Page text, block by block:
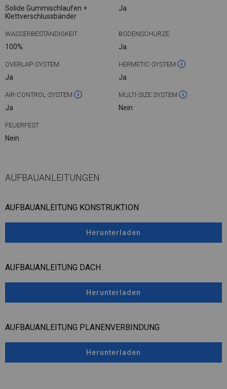
Solide Gummischlaufen +
Klettverschlussbänder
Ja
WASSERBESTÄNDIGKEIT
100%
BODENSCHÜRZE
Ja
OVERLAP-SYSTEM
Ja
HERMETIC-SYSTEM
Ja
AIR-CONTROL-SYSTEM
Ja
MULTI-SIZE SYSTEM
Nein
FEUERFEST
Nein
AUFBAUANLEITUNGEN
AUFBAUANLEITUNG KONSTRUKTION
Herunterladen
AUFBAUANLEITUNG DACH
Herunterladen
AUFBAUANLEITUNG PLANENVERBINDUNG
Herunterladen